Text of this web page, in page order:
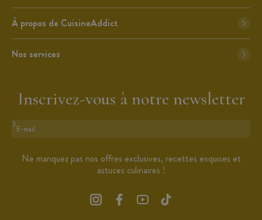
À propos de CuisineAddict
Nos services
Inscrivez-vous à notre newsletter
Format : adresse@email.com
Ne manquez pas nos offres exclusives, recettes exquises et
astuces culinaires !